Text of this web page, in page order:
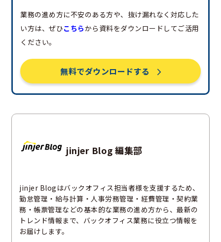
業務の進め方に不安のある方や、抜け漏れなく対応した
い方は、ぜひこちらから資料をダウンロードしてご活用
ください。
無料でダウンロードする
jinjer Blog 編集部
jinjer Blogはバックオフィス担当者様を支援するため、
勤怠管理・給与計算・人事労務管理・経費管理・契約業
務・帳票管理などの基本的な業務の進め方から、最新の
トレンド情報まで、バックオフィス業務に役立つ情報を
お届けします。